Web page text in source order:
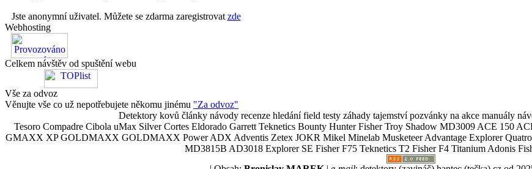
Jste anonymní uživatel. Můžete se zdarma zaregistrovat zde
Webhosting
Celkem návštěv od spuštění webu
Vše za odvoz
Věnujte vše co už nepotřebujete někomu jinému "Za odvoz"
Detektory kovů články návody recenze hledání field testy záhady tajemství pozvánky na akce manuály
Tesoro Compadre Cibola uMax Silver Cortes Eldorado Garrett Teknetics Bounty Hunter Fisher Troy Shadow MD3009 ACE 150
GMAXX XP GOLDMAXX GOLDMAXX Power ADX Adventis Zetex JOKR Mikel Minelab Musketeer Advantage Explorer
MD3815B AD3018 Explorer SE Fisher F75 Teknetics T2 Fisher F4 Titanium Adonis